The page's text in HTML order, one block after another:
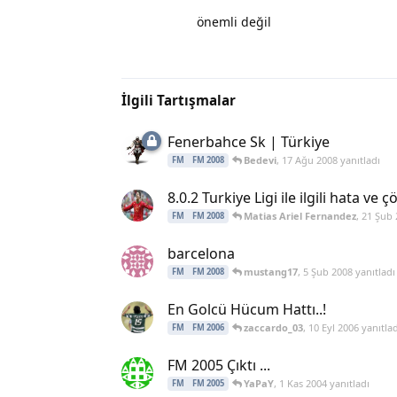
önemli değil
İlgili Tartışmalar
Fenerbahce Sk | Türkiye
FM FM 2008 Bedevi, 17 Ağu 2008yanıtladı
8.0.2 Turkiye Ligi ile ilgili hata ve
FM FM 2008 Matias Ariel Fernandez, 21 Şub
barcelona
FM FM 2008 mustang17, 5 Şub 2008yanıtladı
En Golcü Hücum Hattı..!
FM FM 2006 zaccardo_03, 10 Eyl 2006
FM 2005 Çıktı ...
FM FM 2005 YaPaY, 1 Kas 2004yanıtladı